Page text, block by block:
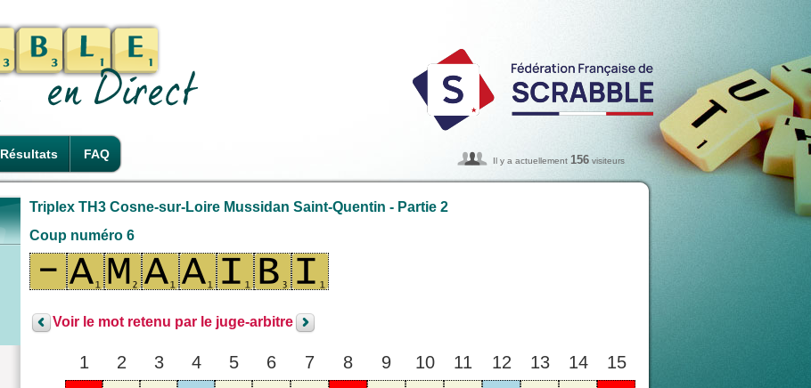
Résultats FAQ Il y a actuellement 156 visiteurs
Triplex TH3 Cosne-sur-Loire Mussidan Saint-Quentin - Partie 2
Coup numéro 6
Voir le mot retenu par le juge-arbitre
1 2 3 4 5 6 7 8 9 10 11 12 13 14
15